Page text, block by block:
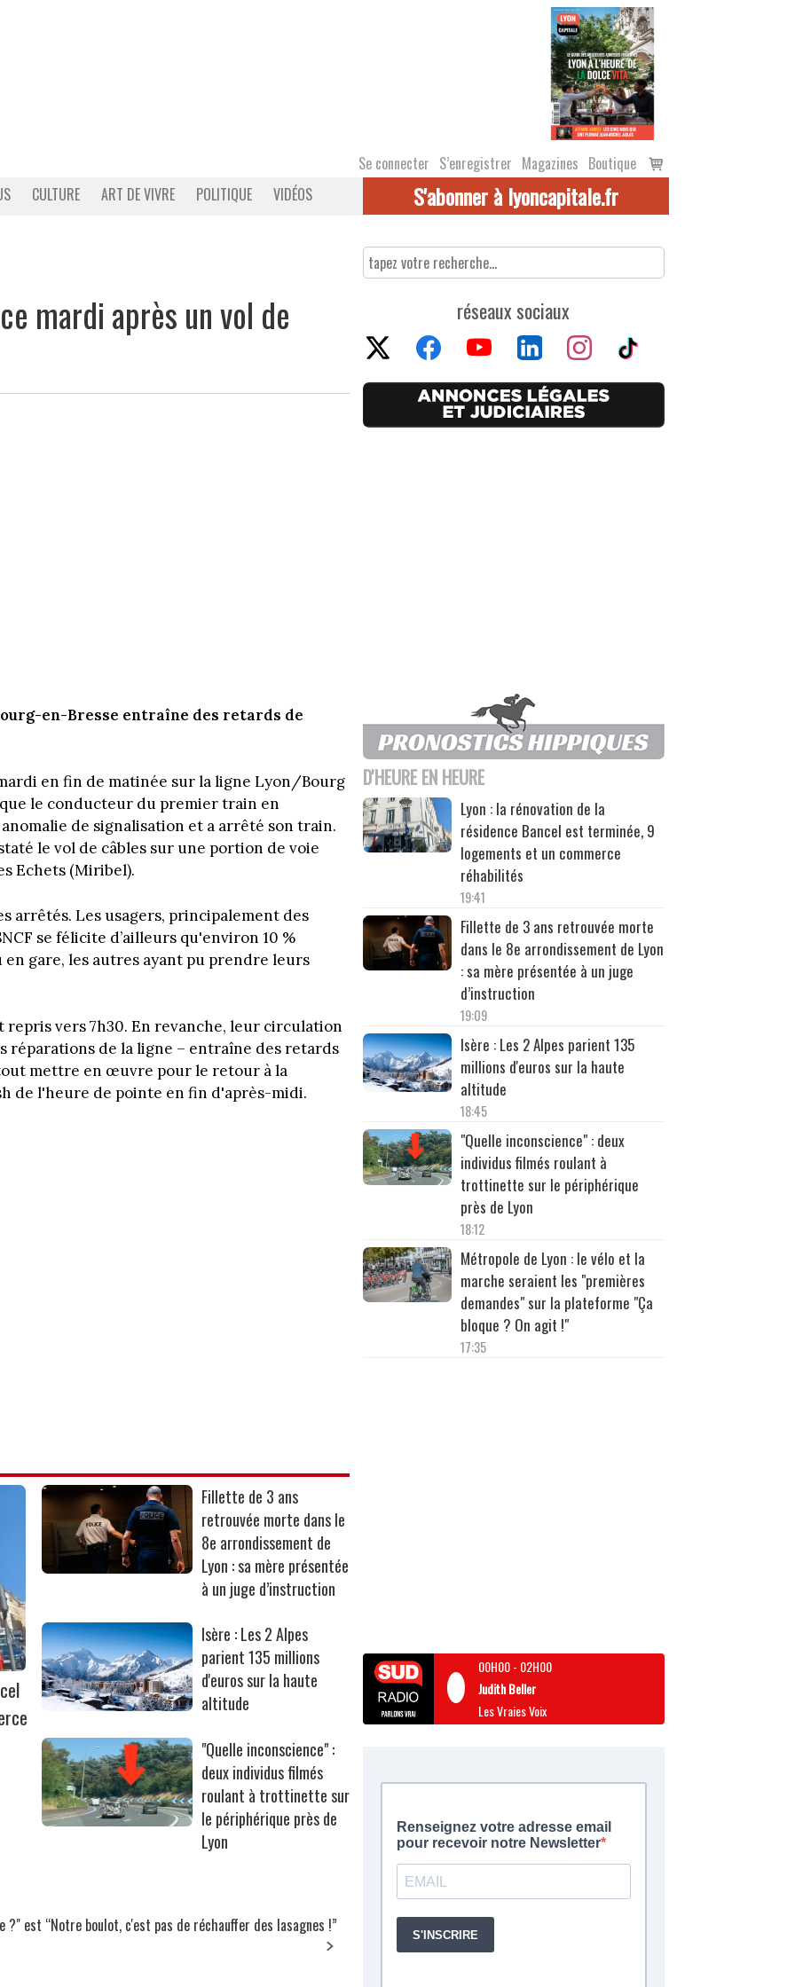
Se connecter S’enregistrer Magazines Boutique
Voir
le
CULTURE ART DE VIVRE POLITIQUE VIDÉOS S'abonner à lyoncapitale.fr
mardi après un vol de
en-Bresse entraîne des retards de
en fin de matinée sur la ligne Lyon/Bourg
le conducteur du premier train en
de signalisation et a arrêté son train.
le vol de câbles sur une portion de voie
Echets (Miribel).
arrêtés. Les usagers, principalement des
se félicite d’ailleurs qu'environ 10 %
gare, les autres ayant pu prendre leurs
vers 7h30. En revanche, leur circulation
réparations de la ligne – entraîne des retards
mettre en œuvre pour le retour à la
de l'heure de pointe en fin d'après-midi.
Fillette de 3 ans
retrouvée morte dans le
8e arrondissement de
Lyon : sa mère présentée
à un juge d’instruction
Isère : Les 2 Alpes
parient 135 millions
d'euros sur la haute
altitude
"Quelle inconscience" :
deux individus filmés
roulant à trottinette sur
le périphérique près de
Lyon
?" est “Notre boulot, c'est pas de réchauffer des lasagnes !”
réseaux sociaux
D'HEURE EN HEURE
Lyon : la rénovation de la
résidence Bancel est terminée, 9
logements et un commerce
réhabilités
19:41
Fillette de 3 ans retrouvée morte
dans le 8e arrondissement de Lyon
: sa mère présentée à un juge
d’instruction
19:09
Isère : Les 2 Alpes parient 135
millions d'euros sur la haute
altitude
18:45
"Quelle inconscience" : deux
individus filmés roulant à
trottinette sur le périphérique
près de Lyon
18:12
Métropole de Lyon : le vélo et la
marche seraient les "premières
demandes" sur la plateforme "Ça
bloque ? On agit !"
17:35
00H00- 02H00
Judith Beller
Les Vraies Voix